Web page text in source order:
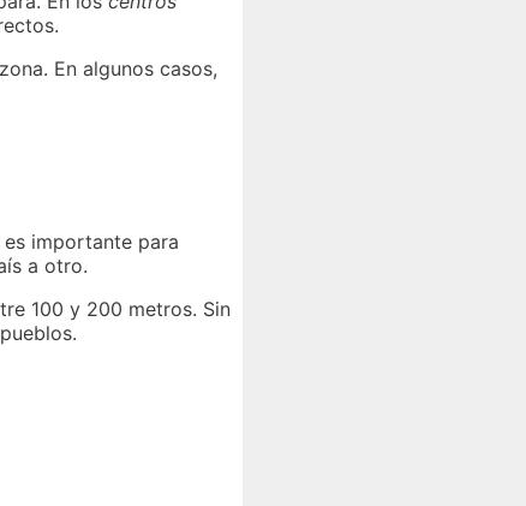
En algunos casos,
importante para
a otro.
100 y 200 metros. Sin